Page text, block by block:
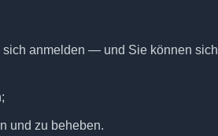
sich anmelden — und Sie können sich
und zu beheben.